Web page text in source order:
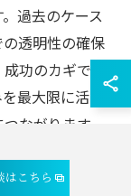
過去のケース
透明性の確保
功のカギであ
最大限に活か
ながります。
じて、M&Aの
はこちら